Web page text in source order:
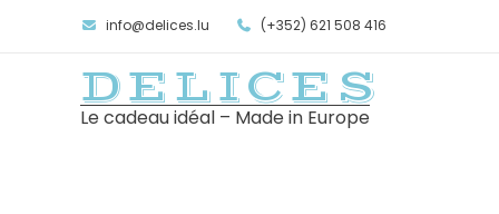
info@delices.lu (+352) 621 508 416
DELICES
Le cadeau idéal – Made in Europe